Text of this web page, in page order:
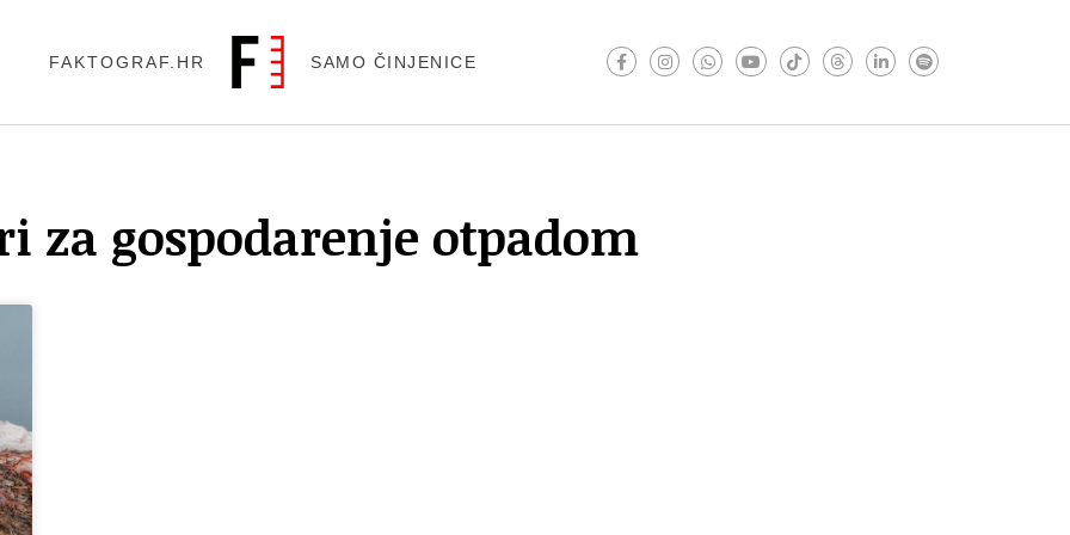
FAKTOGRAF.HR SAMO ČINJENICE
za gospodarenje otpadom